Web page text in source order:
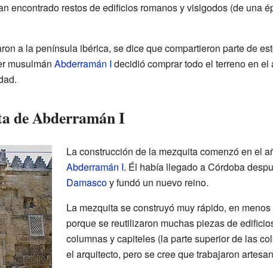
encontrado restos de edificios romanos y visigodos (de una
a la península ibérica, se dice que compartieron parte de
musulmán Abderramán I decidió comprar todo el terreno en
de Abderramán I
La construcción de la mezquita comenzó en el
Abderramán I. Él había llegado a Córdoba
Damascoy fundó un nuevo reino.
La mezquita se construyó muy rápido, en
porque se reutilizaron muchas piezas de
columnas y capiteles (la parte superior de las
el arquitecto, pero se cree que trabajaron